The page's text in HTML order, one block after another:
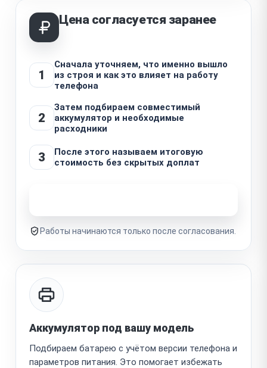
Цена согласуется заранее
1
Сначала уточняем, что именно вышло
из строя и как это влияет на работу
телефона
2
Затем подбираем совместимый
аккумулятор и необходимые
расходники
3
После этого называем итоговую
стоимость без скрытых доплат
Работы начинаются только после согласования.
Аккумулятор под вашу модель
Подбираем батарею с учётом версии телефона и
параметров питания. Это помогает избежать